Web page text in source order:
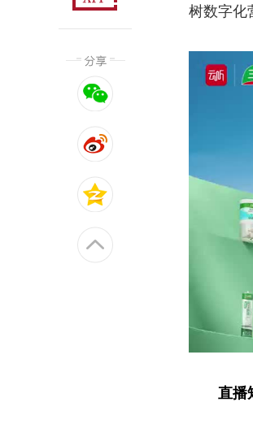
树数字化
直播